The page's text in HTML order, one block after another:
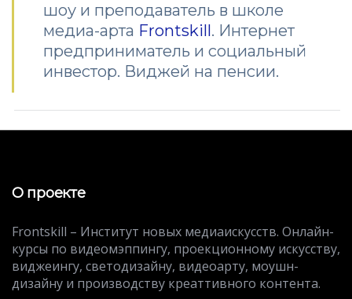
шоу и преподаватель в школе
медиа-арта Frontskill. Интернет
предприниматель и социальный
инвестор. Виджей на пенсии.
О проекте
Frontskill – Институт новых медиаискусств. Онлайн-
курсы по видеомэппингу, проекционному искусству,
виджеингу, светодизайну, видеоарту, моушн-
дизайну и производству креаттивного контента.